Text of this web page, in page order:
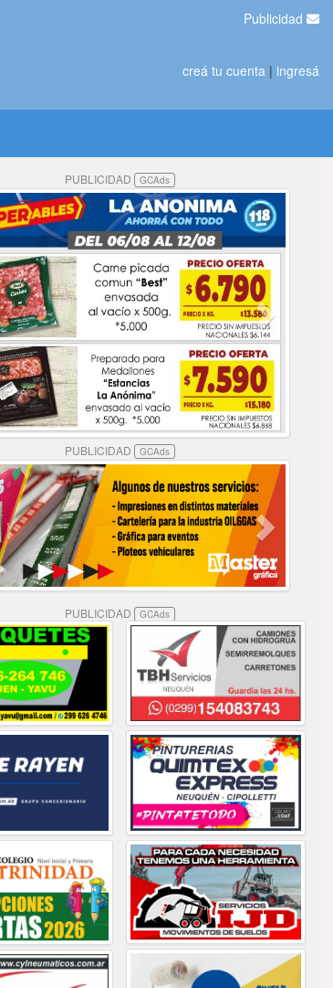
Publicidad
creá tu cuenta | ingresá
PUBLICIDAD GCAds
PUBLICIDAD GCAds
PUBLICIDAD GCAds